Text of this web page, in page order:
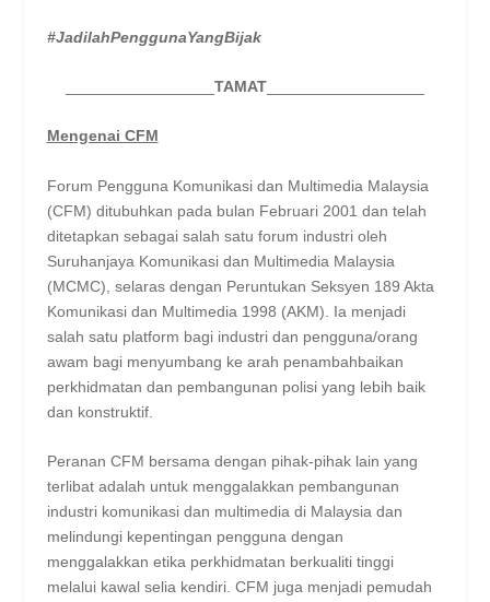
#JadilahPenggunaYangBijak
TAMAT__________________
Mengenai CFM
Forum Pengguna Komunikasi dan Multimedia Malaysia
(CFM) ditubuhkan pada bulan Februari 2001 dan telah
ditetapkan sebagai salah satu forum industri oleh
Suruhanjaya Komunikasi dan Multimedia Malaysia
(MCMC), selaras dengan Peruntukan Seksyen 189 Akta
Komunikasi dan Multimedia 1998 (AKM). Ia menjadi
salah satu platform bagi industri dan pengguna/orang
awam bagi menyumbang ke arah penambahbaikan
perkhidmatan dan pembangunan polisi yang lebih baik
dan konstruktif.
Peranan CFM bersama dengan pihak-pihak lain yang
terlibat adalah untuk menggalakkan pembangunan
industri komunikasi dan multimedia di Malaysia dan
melindungi kepentingan pengguna dengan
menggalakkan etika perkhidmatan berkualiti tinggi
melalui kawal selia kendiri. CFM juga menjadi pemudah